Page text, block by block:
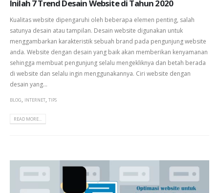
Inilah 7 Trend Desain Website di Tahun 2020
Kualitas website dipengaruhi oleh beberapa elemen penting, salah
satunya desain atau tampilan. Desain website digunakan untuk
menggambarkan karakteristik sebuah brand pada pengunjung website
anda. Website dengan desain yang baik akan memberikan kenyamanan
sehingga membuat pengunjung selalu mengekliknya dan betah berada
di website dan selalu ingin menggunakannya. Ciri website dengan
desain yang...
BLOG INTERNET TIPS
READ MORE...